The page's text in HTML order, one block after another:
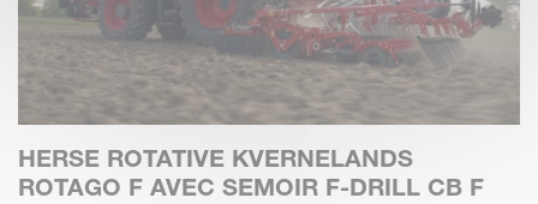
HERSE ROTATIVE KVERNELANDS
ROTAGO F AVEC SEMOIR F-DRILL CB F